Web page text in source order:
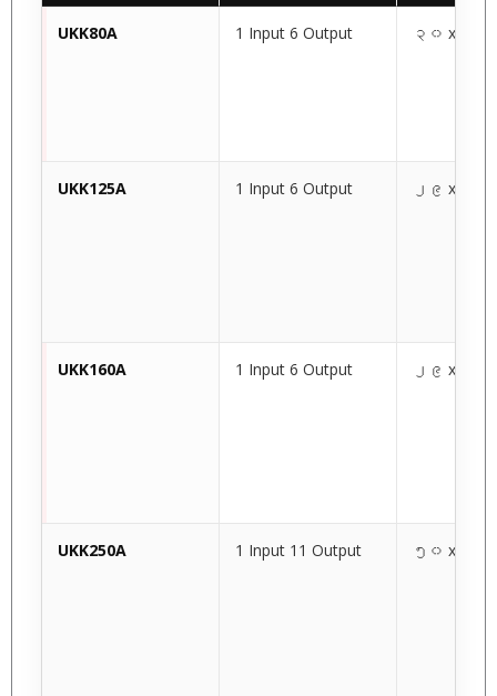
UKK80A 1 Input 6 Output ၃၀ x ၆၉
UKK125A 1 Input 6 Output ၂၉ x ၇၀
UKK160A 1 Input 6 Output ၂၉ x ၇၀
UKK250A 1 Input 11 Output ၅၀ x ၉၆